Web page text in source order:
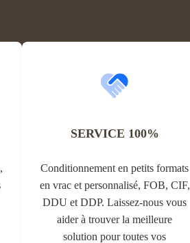
SERVICE 100%
Conditionnement en petits formats
en vrac et personnalisé, FOB, CIF,
DDU et DDP. Laissez-nous vous
aider à trouver la meilleure
solution pour toutes vos